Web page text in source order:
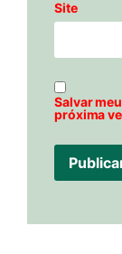
Site
Salvar
próxima